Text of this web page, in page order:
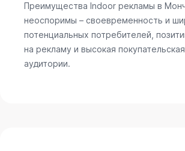
Преимущества Indoor рекламы в
неоспоримы – своевременность и
потенциальных потребителей,
на рекламу и высокая
аудитории.